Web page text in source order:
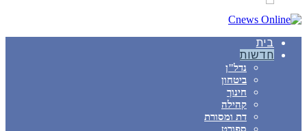
בית
חדשות
נדל"ן
ביטחון
חינוך
קהילה
דת ומסורת